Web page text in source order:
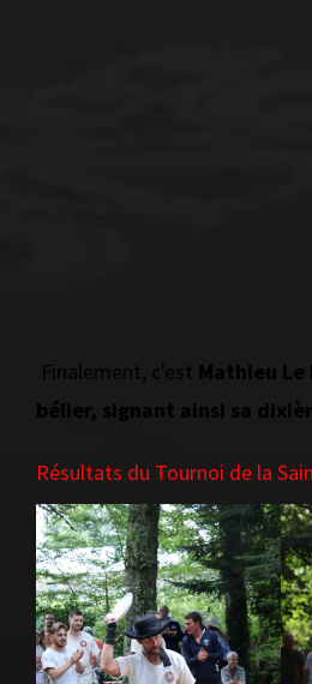
Finalement, c'est Mathieu
bélier, signant ainsi sa
Résultats du Tournoi de la